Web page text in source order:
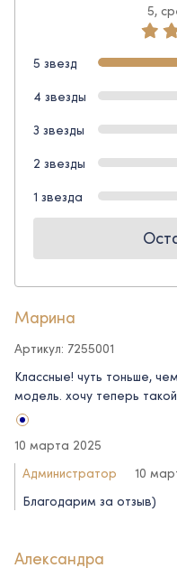
5,
5 звезд
4 звезды
3 звезды
2 звезды
1 звезда
Марина
Артикул: 7255001
Классные! чуть тоньше,
модель. хочу теперь
10 марта 2025
Администратор
10
Благодарим за отзыв)
Александра